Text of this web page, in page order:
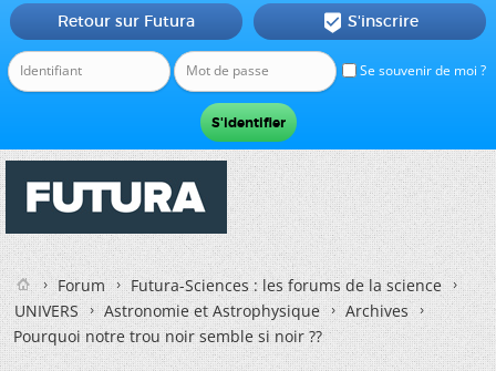
Se souvenir de moi ?
Retour sur Futura  S'inscrire
Forum
Futura-Sciences : les forums de la science
UNIVERS
Astronomie et Astrophysique
Archives
Pourquoi notre trou noir semble si noir ??